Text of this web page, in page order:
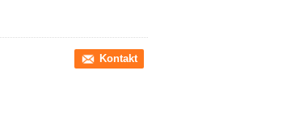
Kontakt